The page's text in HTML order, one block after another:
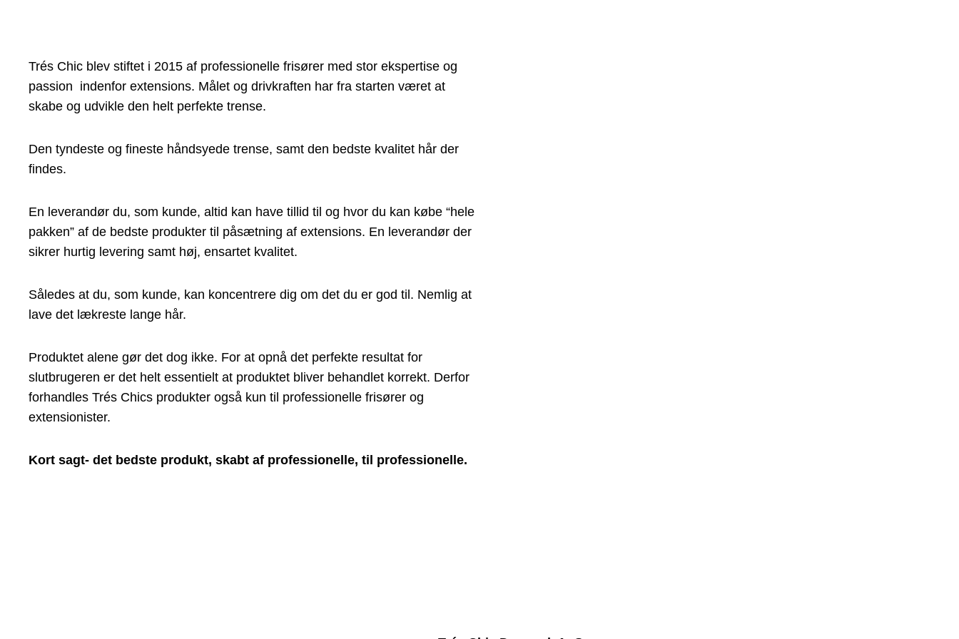
Trés Chic blev stiftet i 2015 af professionelle frisører med stor ekspertise og
passion indenfor extensions. Målet og drivkraften har fra starten været at
skabe og udvikle den helt perfekte trense.
Den tyndeste og fineste håndsyede trense, samt den bedste kvalitet hår der
findes.
En leverandør du, som kunde, altid kan have tillid til og hvor du kan købe “hele
pakken” af de bedste produkter til påsætning af extensions. En leverandør der
sikrer hurtig levering samt høj, ensartet kvalitet.
Således at du, som kunde, kan koncentrere dig om det du er god til. Nemlig at
lave det lækreste lange hår.
Produktet alene gør det dog ikke. For at opnå det perfekte resultat for
slutbrugeren er det helt essentielt at produktet bliver behandlet korrekt. Derfor
forhandles Trés Chics produkter også kun til professionelle frisører og
extensionister.
Kort sagt- det bedste produkt, skabt af professionelle, til professionelle.